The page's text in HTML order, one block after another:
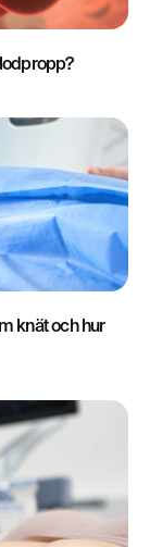
knät och hur